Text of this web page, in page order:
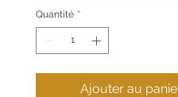
Quantité *
Ajouter au